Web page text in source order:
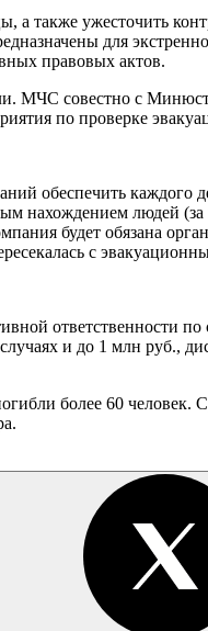
также ужесточить
для
правовых актов.
МЧС совестно с
по проверке
обеспечить
нахождением людей
будет обязана
с
ответственности
и до 1 млн руб.,
более 60 человек.